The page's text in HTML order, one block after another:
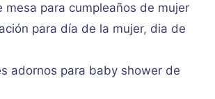
mesa para cumpleaños de mujer
para día de la mujer, dia de
adornos para baby shower de